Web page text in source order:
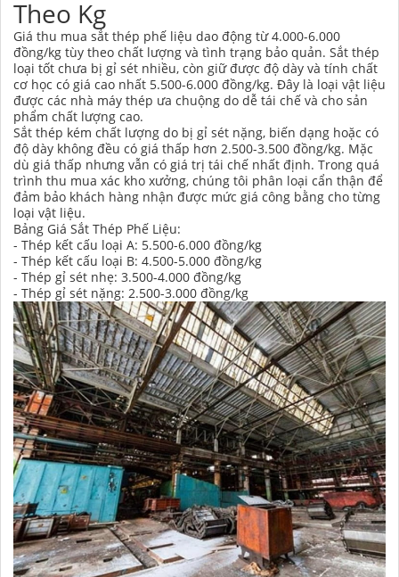
Theo Kg
Giá thu mua sắt thép phế liệu dao động từ 4.000-6.000
đồng/kg tùy theo chất lượng và tình trạng bảo quản. Sắt thép
loại tốt chưa bị gỉ sét nhiều, còn giữ được độ dày và tính chất
cơ học có giá cao nhất 5.500-6.000 đồng/kg. Đây là loại vật liệu
được các nhà máy thép ưa chuộng do dễ tái chế và cho sản
phẩm chất lượng cao.
Sắt thép kém chất lượng do bị gỉ sét nặng, biến dạng hoặc có
độ dày không đều có giá thấp hơn 2.500-3.500 đồng/kg. Mặc
dù giá thấp nhưng vẫn có giá trị tái chế nhất định. Trong quá
trình thu mua xác kho xưởng, chúng tôi phân loại cẩn thận để
đảm bảo khách hàng nhận được mức giá công bằng cho từng
loại vật liệu.
Bảng Giá Sắt Thép Phế Liệu:
- Thép kết cấu loại A: 5.500-6.000 đồng/kg
- Thép kết cấu loại B: 4.500-5.000 đồng/kg
- Thép gỉ sét nhẹ: 3.500-4.000 đồng/kg
- Thép gỉ sét nặng: 2.500-3.000 đồng/kg